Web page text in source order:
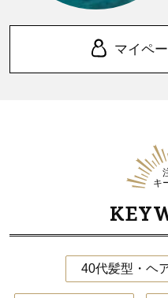
マイペ
キ
40代髪型・ヘ